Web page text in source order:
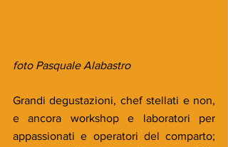
foto Pasquale Alabastro
Grandi degustazioni, chef stellati e non,
e ancora workshop e laboratori per
appassionati e operatori del comparto;